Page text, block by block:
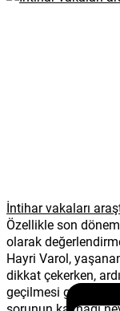
İntihar vakaları
Özellikle son
olarak
Hayri Varol,
dikkat çekerken,
geçilmesi